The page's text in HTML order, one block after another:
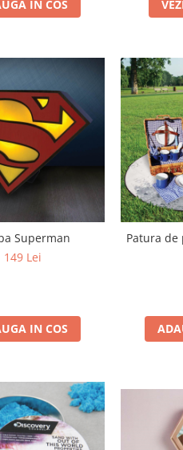
IN COS
Superman
149 Lei
IN COS
Patura